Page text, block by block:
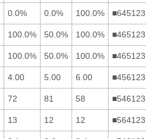
0.0% 0.0% 100.0% ■645123
100.0% 50.0% 100.0% ■465123
100.0% 50.0% 100.0% ■465123
4.00 5.00 6.00 ■456123
72 81 58 ■546123
13 12 12 ■564123